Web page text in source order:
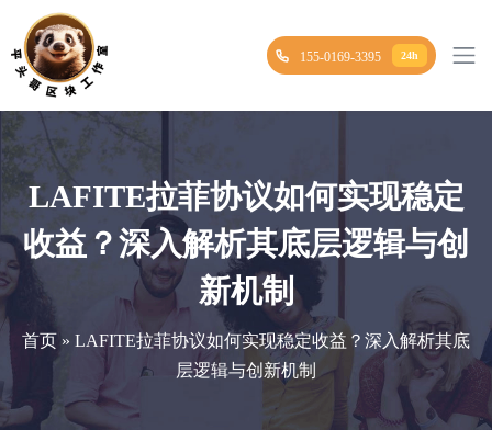
155-0169-3395 24h
LAFITE拉菲协议如何实现稳定
收益？深入解析其底层逻辑与创
新机制
首页 » LAFITE拉菲协议如何实现稳定收益？深入解析其底
层逻辑与创新机制